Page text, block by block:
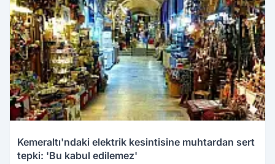
Kemeraltı'ndaki elektrik kesintisine muhtardan sert
tepki: 'Bu kabul edilemez'